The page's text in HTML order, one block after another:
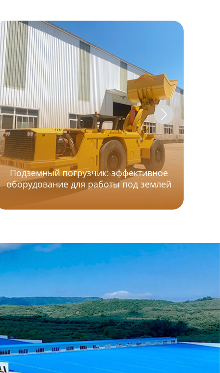
Подземный погрузчик: эффективное
оборудование для работы под землей